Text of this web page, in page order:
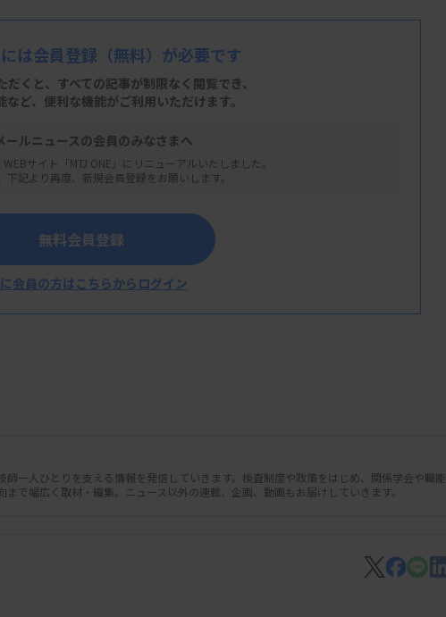
総会で、今年度の事業計画を了承した。来年
ている検査項目の点数の引き上げや、算定要
は会員登録 （無料）が必要です
だくと、すべての記事が制限なく閲覧でき、
ど、便利な機能がご利用いただけます。
ールニュースの会員のみなさまへ
サイト「MTJ ONE」にリニューアルいたしました。
下記より再度、新規会員登録をお願いします。
無料会員登録
会員の方はこちらからログイン
一人ひとりを支える情報を発信していきます。検査制度や政策をはじめ、関係学会や職能
で幅広く取材・編集。ニュース以外の連載、企画、動画もお届けしていきます。